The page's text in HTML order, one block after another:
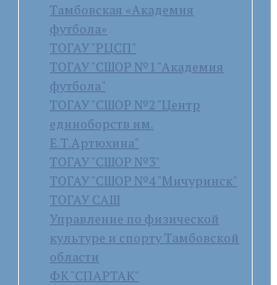
Тамбовская «Академия
футбола»
ТОГАУ "РЦСП"
ТОГАУ "СШОР №1 "Академия
футбола"
ТОГАУ "СШОР №2 "Центр
единоборств им.
Е.Т.Артюхина"
ТОГАУ "СШОР №3"
ТОГАУ "СШОР №4 "Мичуринск"
ТОГАУ САШ
Управление по физической
культуре и спорту Тамбовской
области
ФК "СПАРТАК"